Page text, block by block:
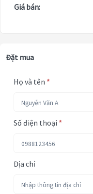
Giá bán:
Đặt mua
Họ và tên *
Số điện thoại *
Địa chỉ